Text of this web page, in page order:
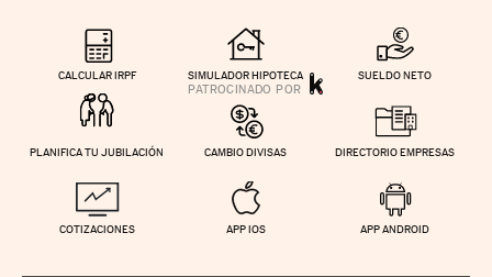
CALCULAR IRPF SIMULADOR HIPOTECA SUELDO NETO
PLANIFICA TU JUBILACIÓN CAMBIO DIVISAS DIRECTORIO EMPRESAS
COTIZACIONES APP IOS APP ANDROID